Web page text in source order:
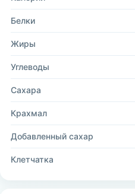
Белки
Жиры
Углеводы
Сахара
Крахмал
Добавленный сахар
Клетчатка